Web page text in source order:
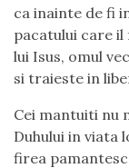
ca inainte de fi
pacatului care
lui Isus, omul
si traieste in
Cei mantuiti nu
Duhului in viata
firea